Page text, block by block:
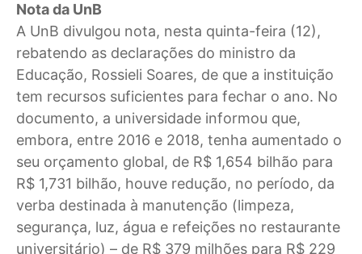
Nota da UnB
A UnB divulgou nota, nesta quinta-feira (12),
rebatendo as declarações do ministro da
Educação, Rossieli Soares, de que a instituição
tem recursos suficientes para fechar o ano. No
documento, a universidade informou que,
embora, entre 2016 e 2018, tenha aumentado o
seu orçamento global, de R$ 1,654 bilhão para
R$ 1,731 bilhão, houve redução, no período, da
verba destinada à manutenção (limpeza,
segurança, luz, água e refeições no restaurante
universitário) – de R$ 379 milhões para R$ 229